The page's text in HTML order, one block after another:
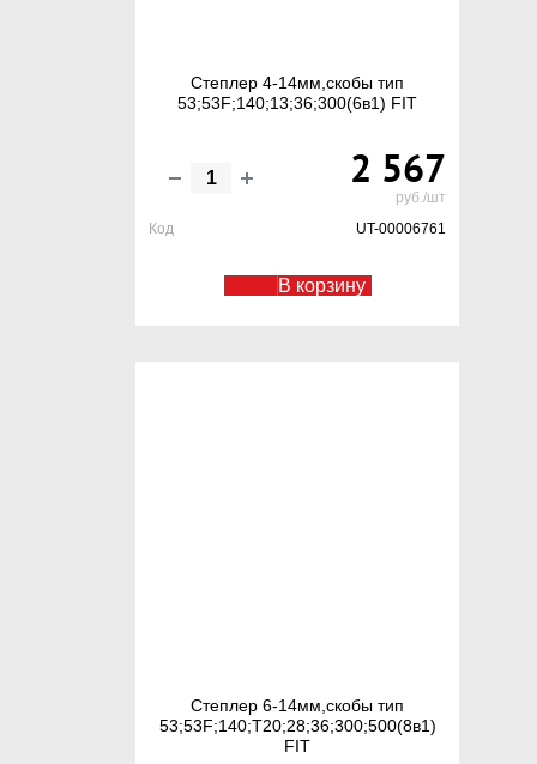
Степлер 4-14мм,скобы тип
53;53F;140;13;36;300(6в1) FIT
2 567
руб./шт
Код
UT-00006761
В корзину
Степлер 6-14мм,скобы тип
53;53F;140;Т20;28;36;300;500(8в1)
FIT